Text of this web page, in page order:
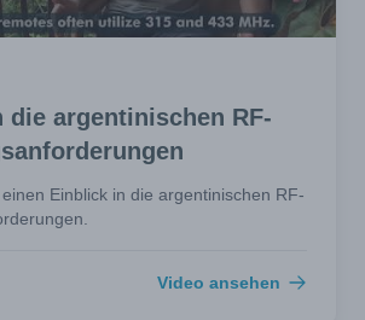
die argentinischen RF-
Einblick in die argentinischen RF-
Video ansehen